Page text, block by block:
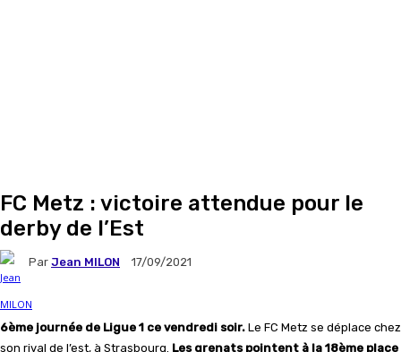
FC Metz : victoire attendue pour le
derby de l’Est
Par Jean MILON 17/09/2021
6ème journée de Ligue 1 ce vendredi soir. Le FC Metz se déplace chez
son rival de l’est, à Strasbourg. Les grenats pointent à la 18ème place